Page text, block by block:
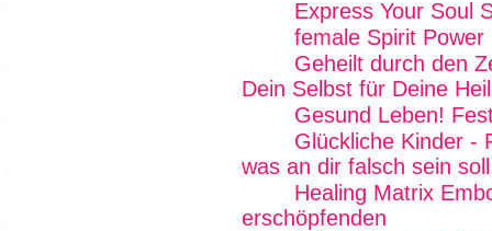
Express Your Soul
female Spirit
Geheilt durch den
Dein Selbst für Deine
Gesund Leben!
Glückliche Kinder -
was an dir falsch sein
Healing Matrix
erschöpfenden